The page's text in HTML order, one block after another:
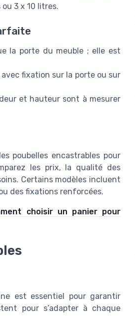
3 x 10 litres.
la porte du meuble ; elle est
fixation sur la porte ou sur
et hauteur sont à mesurer
poubelles encastrables pour
les prix, la qualité des
Certains modèles incluent
des fixations renforcées.
choisir un panier pour
est essentiel pour garantir
pour s’adapter à chaque